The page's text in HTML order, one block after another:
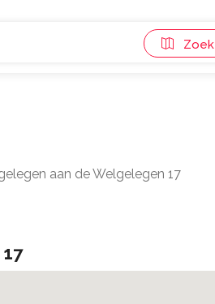
Zoek
aan de Welgelegen 17